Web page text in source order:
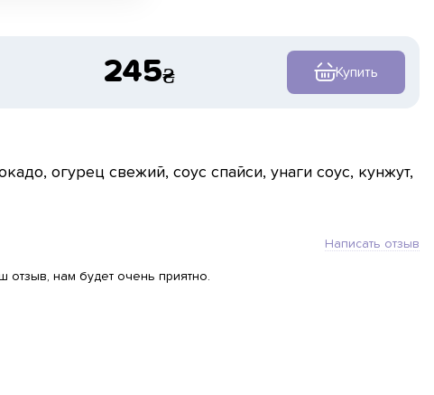
245 Купить
огурец свежий, соус спайси, унаги соус, кунжут,
Написать отзыв
отзыв, нам будет очень приятно.